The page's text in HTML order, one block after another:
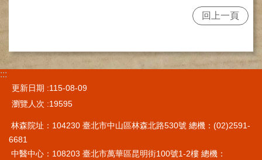
醫
國
交
流
練
中
心
回上一頁
:::
更新日期
115-08-09
瀏覽人次
19595
林森院址：104230 臺北市中山區林森北路530號 總機：(02)2591-
6681
中醫中心：108203 臺北市萬華區昆明街100號1-2樓 總機：